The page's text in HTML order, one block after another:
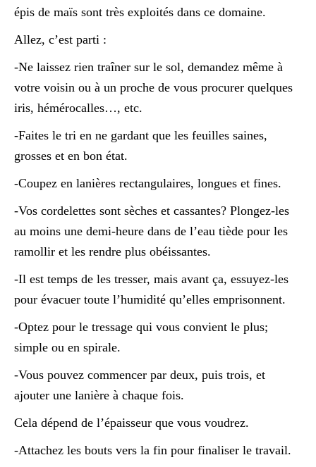
épis de maïs sont très exploités dans ce domaine.
Allez, c’est parti :
-Ne laissez rien traîner sur le sol, demandez même à
votre voisin ou à un proche de vous procurer quelques
iris, hémérocalles…, etc.
-Faites le tri en ne gardant que les feuilles saines,
grosses et en bon état.
-Coupez en lanières rectangulaires, longues et fines.
-Vos cordelettes sont sèches et cassantes? Plongez-les
au moins une demi-heure dans de l’eau tiède pour les
ramollir et les rendre plus obéissantes.
-Il est temps de les tresser, mais avant ça, essuyez-les
pour évacuer toute l’humidité qu’elles emprisonnent.
-Optez pour le tressage qui vous convient le plus;
simple ou en spirale.
-Vous pouvez commencer par deux, puis trois, et
ajouter une lanière à chaque fois.
Cela dépend de l’épaisseur que vous voudrez.
-Attachez les bouts vers la fin pour finaliser le travail.